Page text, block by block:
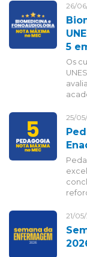
26/
5
Os
25/
21/